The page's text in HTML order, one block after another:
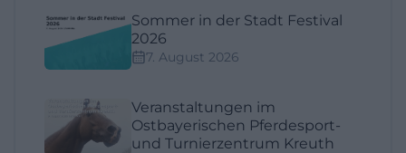
Sommer in der Stadt Festival
2026
7. August 2026
Veranstaltungen im
Ostbayerischen Pferdesport-
und Turnierzentrum Kreuth